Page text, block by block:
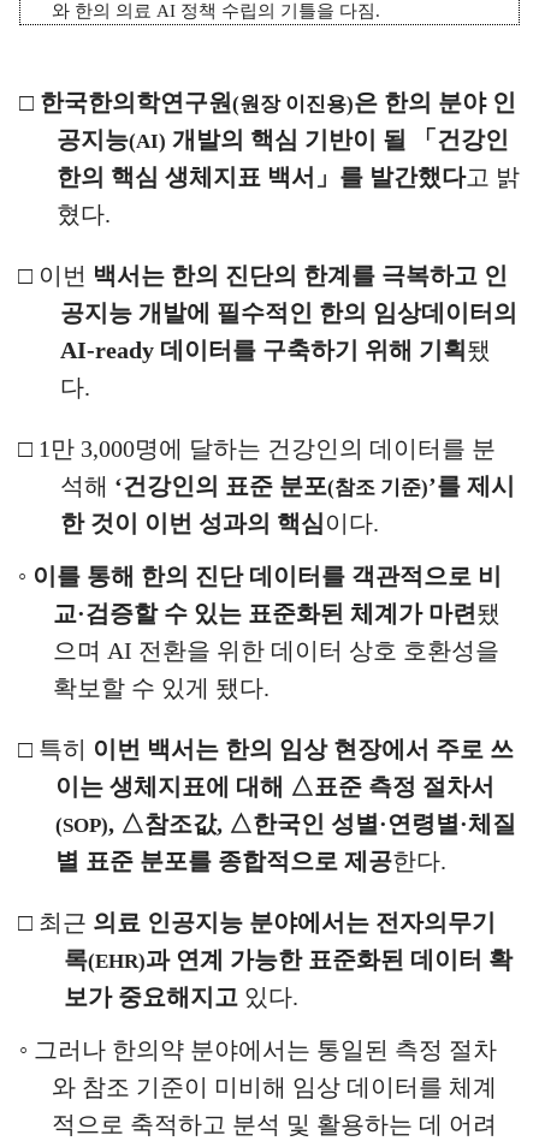
와 한의 의료 AI 정책 수립의 기틀을 다짐.
□ 한국한의학연구원 (원장 이진용)은 한의 분야 인
공지능(AI) 개발의 핵심 기반이 될 「 건강인
한의 핵심 생체지표 백서 」 를 발간했다고 밝
혔다.
□ 이번 백서는 한의 진단의 한계를 극복하고 인
공지능 개발에 필수적인 한의 임상데이터의
AI-ready 데이터를 구축하기 위해 기획 됐
다.
□ 1 만 3,000명에 달하는 건강인의 데이터를 분
석해 ‘건강인의 표준 분포(참조 기준)’를 제시
한 것이 이번 성과의 핵심이다.
◦ 이를 통해 한의 진단 데이터를 객관적으로 비
교·검증할 수 있는 표준화된 체계가 마련 됐
으며 AI 전환을 위한 데이터 상호 호환성을
확보할 수 있게 됐다.
□ 특히 이번 백서는 한의 임상 현장에서 주로 쓰
이는 생체지표에 대해 △표준 측정 절차서
(SOP), △참조값, △한국인 성별·연령별·체질
별 표준 분포를 종합적으로 제공한다.
□ 최근 의료 인공지능 분야에서는 전자의무기
록(EHR)과 연계 가능한 표준화된 데이터 확
보가 중요해지고 있다.
◦ 그러나 한의약 분야에서는 통일된 측정 절차
와 참조 기준이 미비해 임상 데이터를 체계
적으로 축적하고 분석 및 활용하는 데 어려